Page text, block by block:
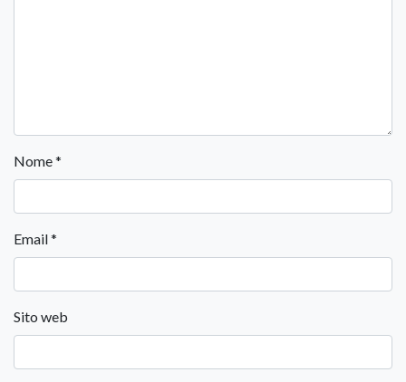
Nome*
Email*
Sito web